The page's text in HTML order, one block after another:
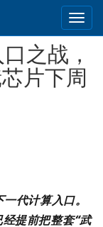
之战，
片下周
代计算入口。
提前把整套“武